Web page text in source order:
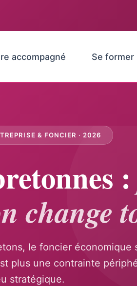
accompagné Se former
& FONCIER · 2026
change
le foncier économique
plus une contrainte
stratégique.